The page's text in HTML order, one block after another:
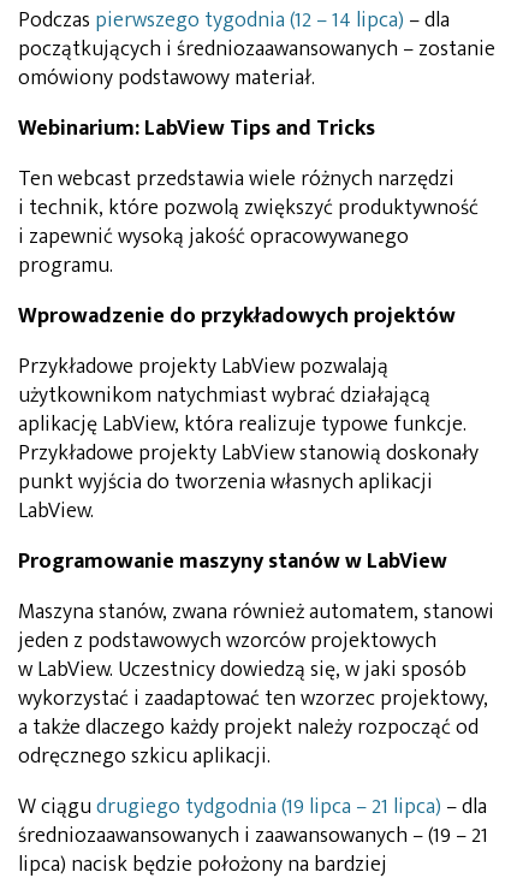
Podczas pierwszego tygodnia (12 – 14 lipca) – dla
początkujących i średniozaawansowanych – zostanie
omówiony podstawowy materiał.
Webinarium: LabView Tips and Tricks
Ten webcast przedstawia wiele różnych narzędzi
i technik, które pozwolą zwiększyć produktywność
i zapewnić wysoką jakość opracowywanego
programu.
Wprowadzenie do przykładowych projektów
Przykładowe projekty LabView pozwalają
użytkownikom natychmiast wybrać działającą
aplikację LabView, która realizuje typowe funkcje.
Przykładowe projekty LabView stanowią doskonały
punkt wyjścia do tworzenia własnych aplikacji
LabView.
Programowanie maszyny stanów w LabView
Maszyna stanów, zwana również automatem, stanowi
jeden z podstawowych wzorców projektowych
w LabView. Uczestnicy dowiedzą się, w jaki sposób
wykorzystać i zaadaptować ten wzorzec projektowy,
a także dlaczego każdy projekt należy rozpocząć od
odręcznego szkicu aplikacji.
W ciągudrugiego tydgodnia (19 lipca – 21 lipca) – dla
średniozaawansowanych i zaawansowanych – (19 – 21
lipca) nacisk będzie położony na bardziej